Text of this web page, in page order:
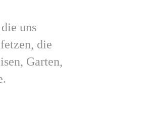
uns
die
Garten,